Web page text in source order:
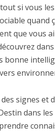
si vous
quand
que vous
signes et
dans